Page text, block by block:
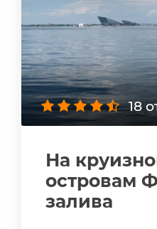
18
На
островам
залива